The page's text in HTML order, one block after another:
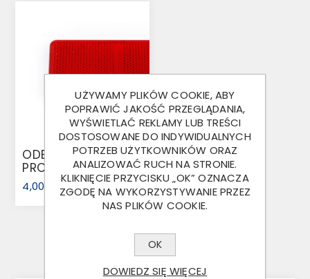
ODBLASK
PROSTOKĄTNY -
CZERWONY
4,00 ZŁ
UŻYWAMY PLIKÓW COOKIE, ABY
POPRAWIĆ JAKOŚĆ PRZEGLĄDANIA,
WYŚWIETLAĆ REKLAMY LUB TREŚCI
DOSTOSOWANE DO INDYWIDUALNYCH
POTRZEB UŻYTKOWNIKÓW ORAZ
ANALIZOWAĆ RUCH NA STRONIE.
KLIKNIĘCIE PRZYCISKU „OK” OZNACZA
ZGODĘ NA WYKORZYSTYWANIE PRZEZ
NAS PLIKÓW COOKIE.
OK
DOWIEDZ SIĘ WIĘCEJ